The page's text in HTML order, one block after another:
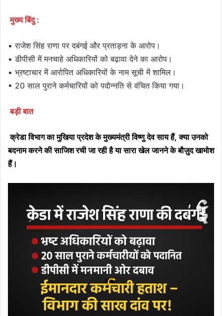
मुख्य बिंदु :
• राजेश सिंह राणा पर दबंगई और प्रताड़ना के आरोप।
• डीपीसी में मनचाहे अधिकारियों को बढ़ावा देने का आरोप।
• भ्रष्टाचार में आरोपित अधिकारियों के नाम सूची में शामिल।
• 20 साल पुराने कर्मचारियों को पदोन्नति से वंचित किया गया।
बड़ी बात
क्रेडा विभाग का मुखिया प्रदेश के मुख्यमंत्री विष्णु देव साय हैं, क्या उनको
बदनाम करने की साजिश रची जा रही है या सारा खेल जानने के बौज़ुद खामोश
हैं।